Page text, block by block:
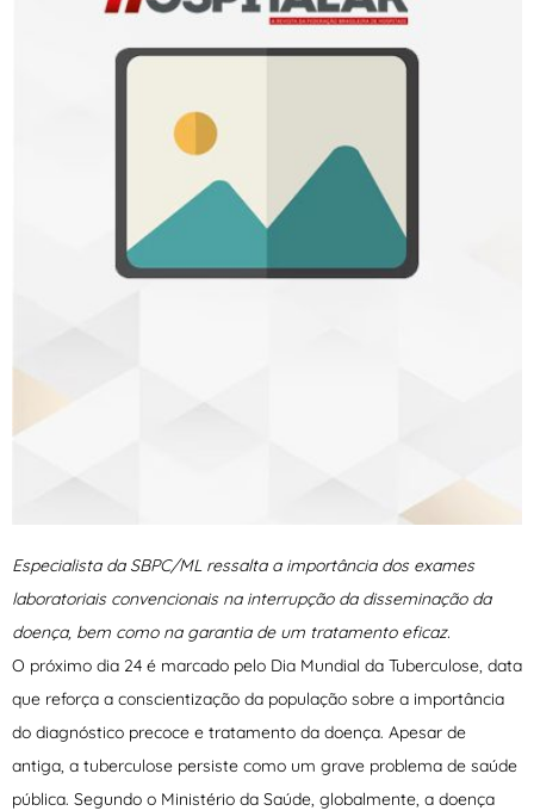
Especialista da SBPC/ML ressalta a importância dos exames
laboratoriais convencionais na interrupção da disseminação da
doença, bem como na garantia de um tratamento eficaz.
O próximo dia 24 é marcado pelo Dia Mundial da Tuberculose, data
que reforça a conscientização da população sobre a importância
do diagnóstico precoce e tratamento da doença. Apesar de
antiga, a tuberculose persiste como um grave problema de saúde
pública. Segundo o Ministério da Saúde, globalmente, a doença